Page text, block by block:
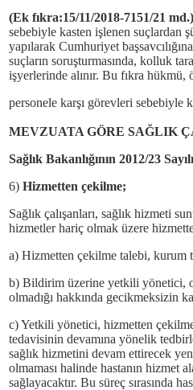
(Ek fıkra:15/11/2018-7151/21 md.)
sebebiyle kasten işlenen suçlardan
yapılarak Cumhuriyet
suçların soruşturmasında, kolluk
işyerlerinde alınır. Bu fıkra
personele karşı görevleri sebebiyle
MEVZUATA GÖRE SAĞLIK
Sağlık Bakanlığının 2012/23
6) Hizmetten çekilme;
Sağlık çalışanları, sağlık hizmeti
hizmetler hariç olmak üzere
a) Hizmetten çekilme talebi, kurum
b) Bildirim üzerine yetkili yönetici,
olmadığı hakkında gecikmeksizin
c) Yetkili yönetici, hizmetten
tedavisinin devamına yönelik
sağlık hizmetini devam ettirecek
olmaması halinde hastanın hizmet
sağlayacaktır. Bu süreç sırasında